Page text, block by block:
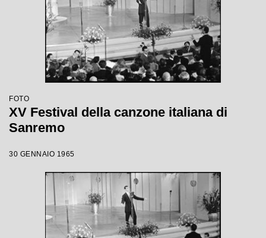
FOTO
XV Festival della canzone italiana di
Sanremo
30 GENNAIO 1965